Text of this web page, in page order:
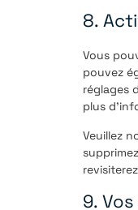
8.
Vous
pouvez
réglages
plus
Veuillez
9.